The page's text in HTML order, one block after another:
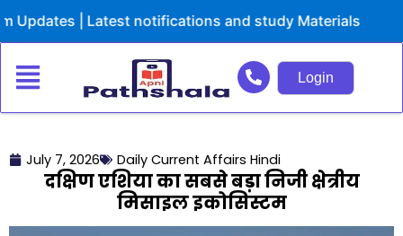
to
| Latest notifications and study Materials
Login
July 7, 2026 Daily Current Affairs Hindi
दक्षिण एशिया का सबसे बड़ा निजी क्षेत्रीय
मिसाइल इकोसिस्टम